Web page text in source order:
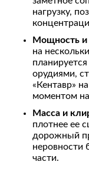
нагрузку,
Мощность и
на
орудиями,
«Кентавр»
моментом
Масса и
плотнее ее
дорожный
неровности
части.